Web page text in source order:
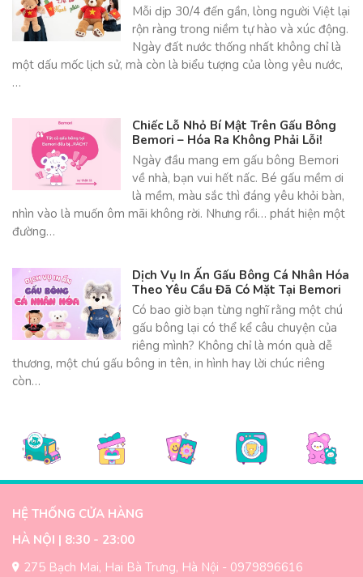
Mỗi dịp 30/4 đến gần, lòng người Việt lại
rộn ràng trong niềm tự hào và xúc động.
Ngày đất nước thống nhất không chỉ là
một dấu mốc lịch sử, mà còn là biểu tượng của lòng yêu nước,
…
Chiếc Lỗ Nhỏ Bí Mật Trên Gấu Bông
Bemori – Hóa Ra Không Phải Lỗi!
Ngày đầu mang em gấu bông Bemori
về nhà, bạn vui hết nấc. Bé gấu mềm ơi
là mềm, màu sắc thì đáng yêu khỏi bàn,
nhìn vào là muốn ôm mãi không rời. Nhưng rồi… phát hiện một
đường…
Dịch Vụ In Ấn Gấu Bông Cá Nhân Hóa
Theo Yêu Cầu Đã Có Mặt Tại Bemori
Có bao giờ bạn từng nghĩ rằng một chú
gấu bông lại có thể kể câu chuyện của
riêng mình? Không chỉ là món quà dễ
thương, một chú gấu bông in tên, in hình hay lời chúc riêng
còn…
HỆ THỐNG CỬA HÀNG
HÀ NỘI | 8:30 - 23:00
275 Bạch Mai, Hai Bà Trưng, Hà Nội - 0979896616